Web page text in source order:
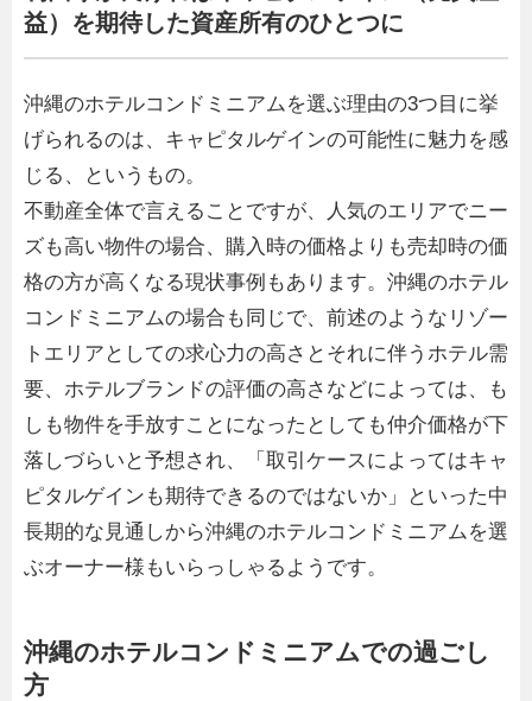
益）を期待した資産所有のひとつに
沖縄のホテルコンドミニアムを選ぶ理由の3つ目に挙
げられるのは、キャピタルゲインの可能性に魅力を感
じる、というもの。
不動産全体で言えることですが、人気のエリアでニー
ズも高い物件の場合、購入時の価格よりも売却時の価
格の方が高くなる現状事例もあります。沖縄のホテル
コンドミニアムの場合も同じで、前述のようなリゾー
トエリアとしての求心力の高さとそれに伴うホテル需
要、ホテルブランドの評価の高さなどによっては、も
しも物件を手放すことになったとしても仲介価格が下
落しづらいと予想され、「取引ケースによってはキャ
ピタルゲインも期待できるのではないか」といった中
長期的な見通しから沖縄のホテルコンドミニアムを選
ぶオーナー様もいらっしゃるようです。
沖縄のホテルコンドミニアムでの過ごし
方